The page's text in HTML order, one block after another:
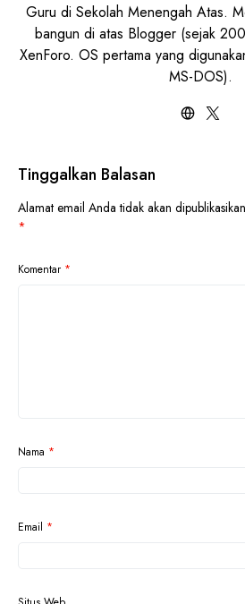
Guru di Sekolah Menengah Atas.
bangun di atas Blogger (sejak
XenForo. OS pertama yang
MS-DOS).
Tinggalkan Balasan
Alamat email Anda tidak akan
*
Komentar *
Nama *
Email *